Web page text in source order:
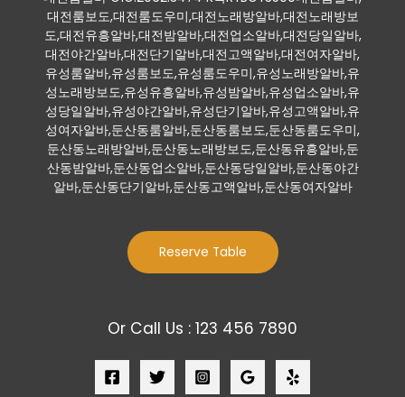
대전룸보도,대전룸도우미,대전노래방알바,대전노래방보
도,대전유흥알바,대전밤알바,대전업소알바,대전당일알바,
대전야간알바,대전단기알바,대전고액알바,대전여자알바,
유성룸알바,유성룸보도,유성룸도우미,유성노래방알바,유
성노래방보도,유성유흥알바,유성밤알바,유성업소알바,유
성당일알바,유성야간알바,유성단기알바,유성고액알바,유
성여자알바,둔산동룸알바,둔산동룸보도,둔산동룸도우미,
둔산동노래방알바,둔산동노래방보도,둔산동유흥알바,둔
산동밤알바,둔산동업소알바,둔산동당일알바,둔산동야간
알바,둔산동단기알바,둔산동고액알바,둔산동여자알바
Reserve Table
Or Call Us : 123 456 7890